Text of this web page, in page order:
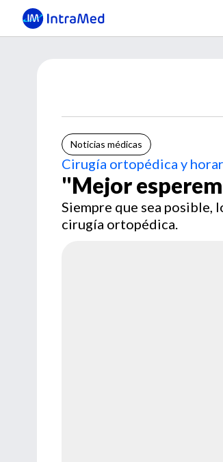
Noticias médicas
Cirugía ortopédica y
"Mejor
Siempre que sea posible,
cirugía ortopédica.